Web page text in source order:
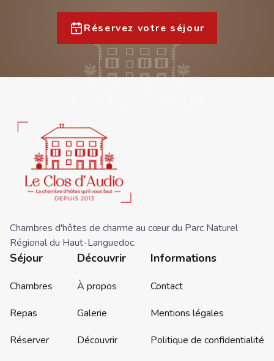
Réservez votre séjour
Chambres d'hôtes de charme au cœur du Parc Naturel
Régional du Haut-Languedoc.
Séjour
Chambres
Repas
Réserver
Découvrir
À propos
Galerie
Découvrir
Informations
Contact
Mentions légales
Politique de confidentialité